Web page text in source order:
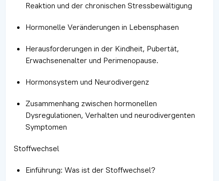
Reaktion und der chronischen Stressbewältigung
Hormonelle Veränderungen in Lebensphasen
Herausforderungen in der Kindheit, Pubertät,
Erwachsenenalter und Perimenopause.
Hormonsystem und Neurodivergenz
Zusammenhang zwischen hormonellen
Dysregulationen, Verhalten und neurodivergenten
Symptomen
Stoffwechsel
Einführung: Was ist der Stoffwechsel?